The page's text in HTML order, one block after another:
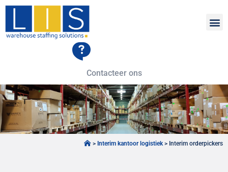
Contacteer ons
> Interim kantoor logistiek> Interim orderpickers